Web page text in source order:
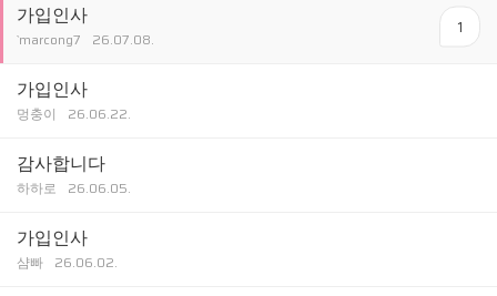
가입인사
`marcong7 26.07.08.
1
가입인사
멍충이 26.06.22.
감사합니다
하하로 26.06.05.
가입인사
샴빠 26.06.02.